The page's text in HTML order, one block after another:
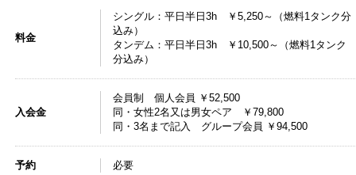
料金
シングル：平日半日3h ￥5,250～（燃料1タンク分
込み）
タンデム：平日半日3h ￥10,500～（燃料1タンク
分込み）
入会金
会員制 個人会員 ￥52,500
同・女性2名又は男女ペア ￥79,800
同・3名まで記入 グループ会員 ￥94,500
予約 必要